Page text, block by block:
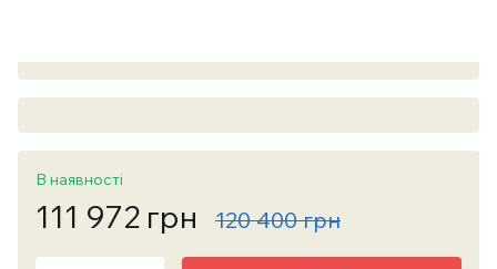
В наявності
111 972 грн 120 400 грн